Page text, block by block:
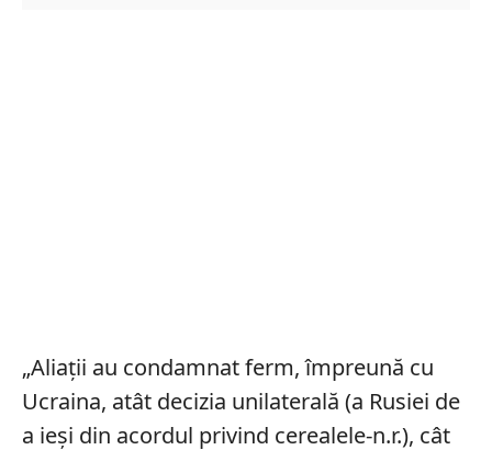
„Aliaţii au condamnat ferm, împreună cu
Ucraina, atât decizia unilaterală (a Rusiei de
a ieşi din acordul privind cerealele-n.r.), cât